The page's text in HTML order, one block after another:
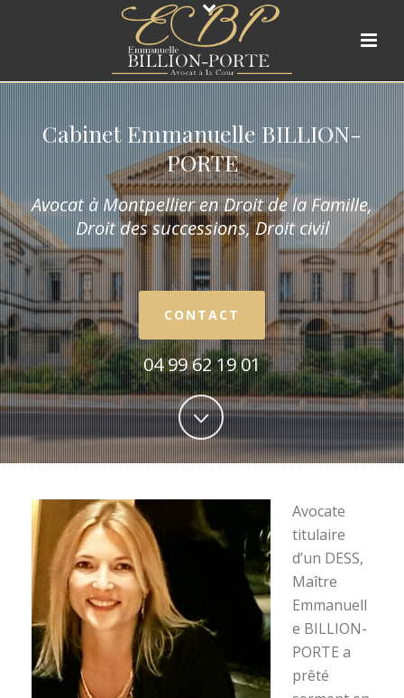
Cabinet Emmanuelle BILLION-
PORTE
Avocat à Montpellier en Droit de la Famille,
Droit des successions, Droit civil
CONTACT
04 99 62 19 01
Avocate
titulaire
d’un DESS,
Maître
Emmanuell
e BILLION-
PORTE a
prêté